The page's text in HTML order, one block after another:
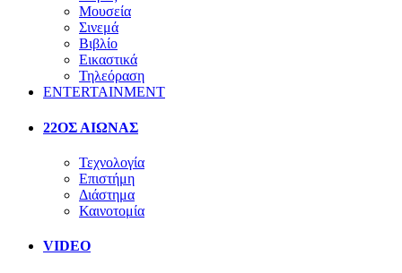
Μουσεία
Σινεμά
Βιβλίο
Εικαστικά
Τηλεόραση
ENTERTAINMENT
22ΟΣ ΑΙΩΝΑΣ
Τεχνολογία
Επιστήμη
Διάστημα
Καινοτομία
VIDEO